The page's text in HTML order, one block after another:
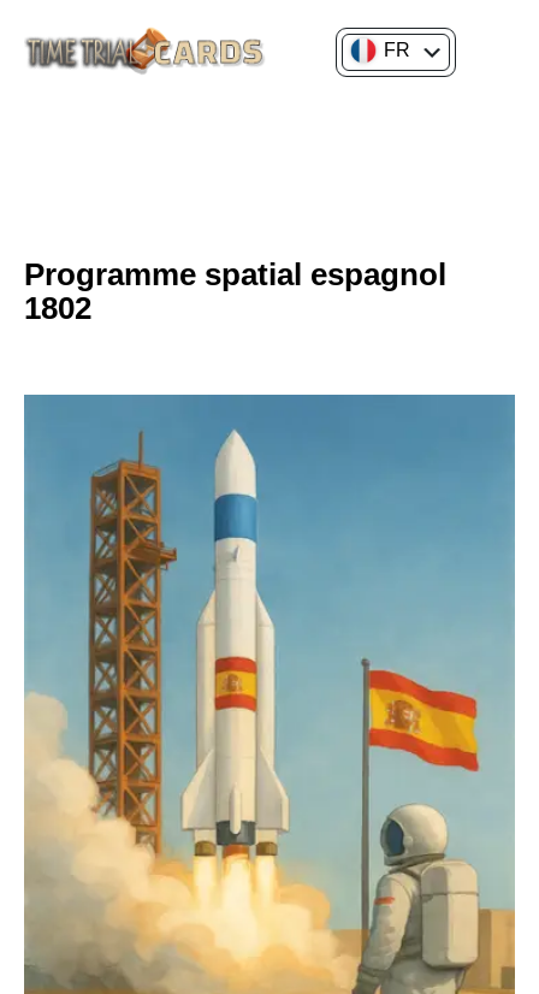
FR
Programme spatial espagnol
1802